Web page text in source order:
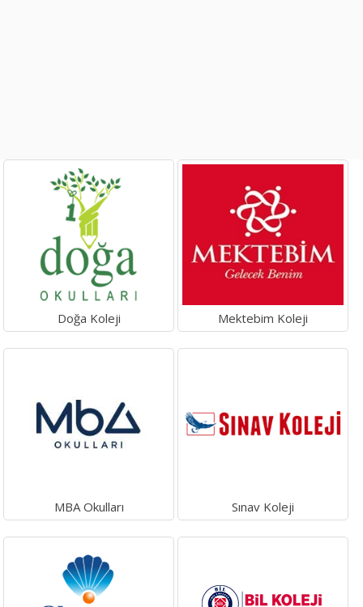
Doğa Koleji Mektebim Koleji
MBA Okulları Sınav Koleji